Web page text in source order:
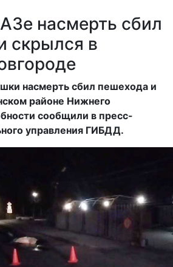
насмерть сбил
скрылся в
насмерть сбил пешехода и
районе Нижнего
сообщили в пресс-
управления ГИБДД.